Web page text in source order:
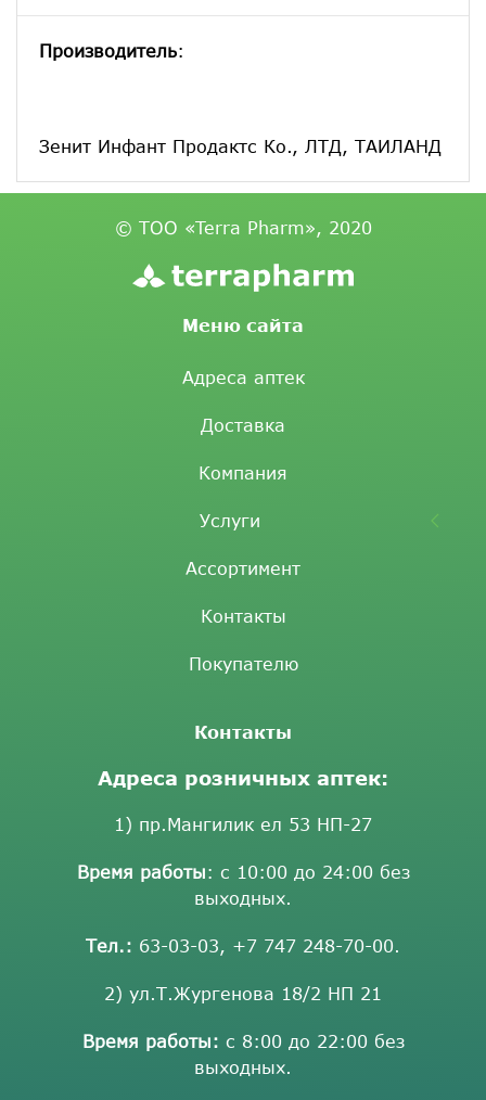
Производитель:
Зенит Инфант Продактс Ко., ЛТД, ТАИЛАНД
© ТОО «Terra Pharm», 2020
Меню сайта
Адреса аптек
Доставка
Компания
Услуги
Ассортимент
Контакты
Покупателю
Контакты
Адреса розничных аптек:
1) пр.Мангилик ел 53 НП-27
Время работы: с 10:00 до 24:00 без
выходных.
Тел.: 63-03-03, +7 747 248-70-00.
2) ул.Т.Жургенова 18/2 НП 21
Время работы: с 8:00 до 22:00 без
выходных.